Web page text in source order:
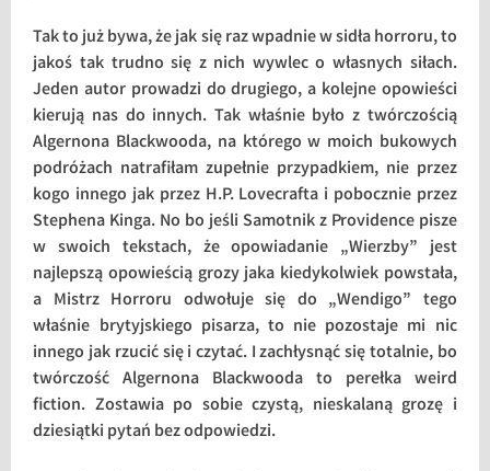
Tak to już bywa, że jak się raz wpadnie w sidła horroru, to
jakoś tak trudno się z nich wywlec o własnych siłach.
Jeden autor prowadzi do drugiego, a kolejne opowieści
kierują nas do innych. Tak właśnie było z twórczością
Algernona Blackwooda, na którego w moich bukowych
podróżach natrafiłam zupełnie przypadkiem, nie przez
kogo innego jak przez H.P. Lovecrafta i pobocznie przez
Stephena Kinga. No bo jeśli Samotnik z Providence pisze
w swoich tekstach, że opowiadanie „Wierzby” jest
najlepszą opowieścią grozy jaka kiedykolwiek powstała,
a Mistrz Horroru odwołuje się do „Wendigo” tego
właśnie brytyjskiego pisarza, to nie pozostaje mi nic
innego jak rzucić się i czytać. I zachłysnąć się totalnie, bo
twórczość Algernona Blackwooda to perełka weird
fiction. Zostawia po sobie czystą, nieskalaną grozę i
dziesiątki pytań bez odpowiedzi.